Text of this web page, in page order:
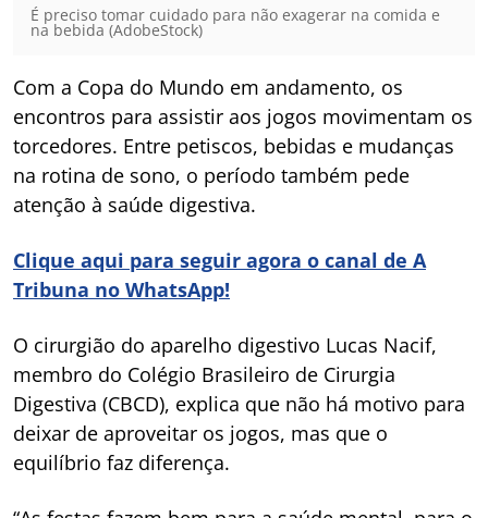
É preciso tomar cuidado para não exagerar na comida e
na bebida (AdobeStock)
Com a Copa do Mundo em andamento, os
encontros para assistir aos jogos movimentam os
torcedores. Entre petiscos, bebidas e mudanças
na rotina de sono, o período também pede
atenção à saúde digestiva.
Clique aqui para seguir agora o canal de A
Tribuna no WhatsApp!
O cirurgião do aparelho digestivo Lucas Nacif,
membro do Colégio Brasileiro de Cirurgia
Digestiva (CBCD), explica que não há motivo para
deixar de aproveitar os jogos, mas que o
equilíbrio faz diferença.